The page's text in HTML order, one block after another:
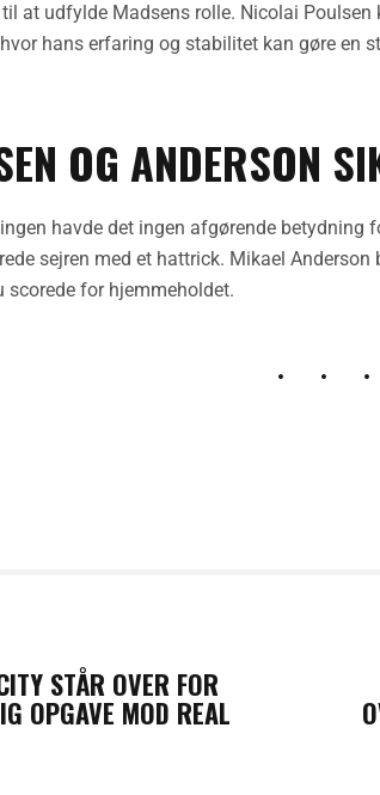
at udfylde Madsens rolle. Nicolai
hans erfaring og stabilitet kan gøre en
OG ANDERSON
havde det ingen afgørende
sejren med et hattrick. Mikael
scorede for hjemmeholdet.
STÅR OVER FOR
OPGAVE MOD REAL